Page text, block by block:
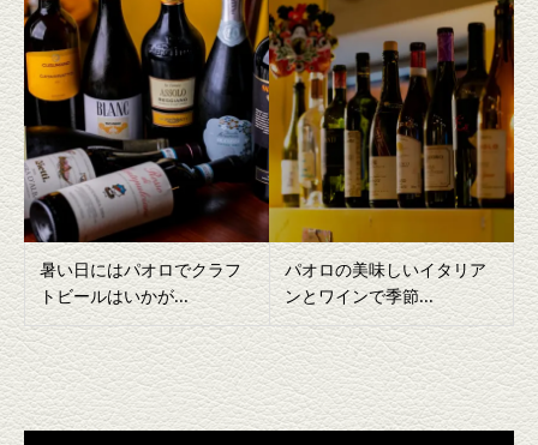
暑い日にはパオロでクラフ
トビールはいかが...
パオロの美味しいイタリア
ンとワインで季節...